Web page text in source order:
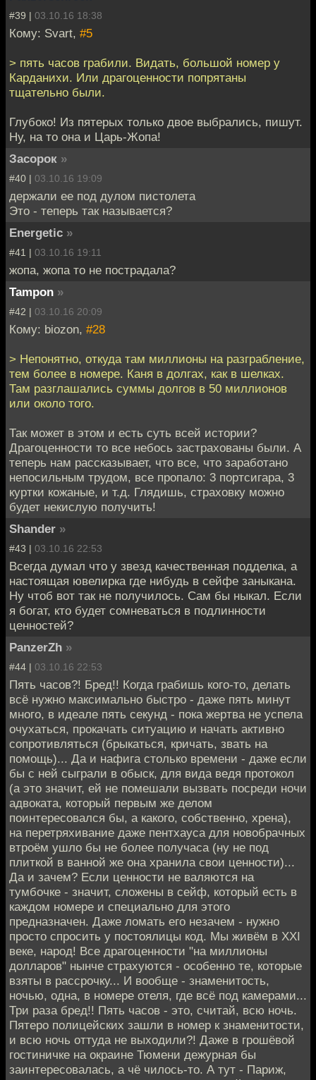
#39 | 03.10.16 18:38
Кому: Svart, #5
> пять часов грабили. Видать, большой номер у
Карданихи. Или драгоценности попрятаны
тщательно были.
Глубоко! Из пятерых только двое выбрались, пишут.
Ну, на то она и Царь-Жопа!
Засорок »
#40 | 03.10.16 19:09
держали ее под дулом пистолета
Это - теперь так называется?
Energetic »
#41 | 03.10.16 19:11
жопа, жопа то не пострадала?
Tampon »
#42 | 03.10.16 20:09
Кому: biozon, #28
> Непонятно, откуда там миллионы на разграбление,
тем более в номере. Каня в долгах, как в шелках.
Там разглашались суммы долгов в 50 миллионов
или около того.
Так может в этом и есть суть всей истории?
Драгоценности то все небось застрахованы были. А
теперь нам рассказывает, что все, что заработано
непосильным трудом, все пропало: 3 портсигара, 3
куртки кожаные, и т.д. Глядишь, страховку можно
будет некислую получить!
Shander »
#43 | 03.10.16 22:53
Всегда думал что у звезд качественная подделка, а
настоящая ювелирка где нибудь в сейфе заныкана.
Ну чтоб вот так не получилось. Сам бы ныкал. Если
я богат, кто будет сомневаться в подлинности
ценностей?
PanzerZh »
#44 | 03.10.16 22:53
Пять часов?! Бред!! Когда грабишь кого-то, делать
всё нужно максимально быстро - даже пять минут
много, в идеале пять секунд - пока жертва не успела
очухаться, прокачать ситуацию и начать активно
сопротивляться (брыкаться, кричать, звать на
помощь)... Да и нафига столько времени - даже если
бы с ней сыграли в обыск, для вида ведя протокол
(а это значит, ей не помешали вызвать посреди ночи
адвоката, который первым же делом
поинтересовался бы, а какого, собственно, хрена),
на перетряхивание даже пентхауса для новобрачных
втроём ушло бы не более получаса (ну не под
плиткой в ванной же она хранила свои ценности)...
Да и зачем? Если ценности не валяются на
тумбочке - значит, сложены в сейф, который есть в
каждом номере и специально для этого
предназначен. Даже ломать его незачем - нужно
просто спросить у постоялицы код. Мы живём в XXI
веке, народ! Все драгоценности "на миллионы
долларов" нынче страхуются - особенно те, которые
взяты в рассрочку... И вообще - знаменитость,
ночью, одна, в номере отеля, где всё под камерами...
Три раза бред!! Пять часов - это, считай, всю ночь.
Пятеро полицейских зашли в номер к знаменитости,
и всю ночь оттуда не выходили?! Даже в грошёвой
гостиничке на окраине Тюмени дежурная бы
заинтересовалась, а чё чилось-то. А тут - Париж,